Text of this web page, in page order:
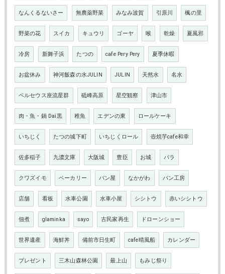
なんくるないさー 無農薬野菜 みなみ波賀 引原川 楓の里
野菜の花 スイカ キュウリ ゴーヤ 喉 乾燥 夏風邪
冷房 新舞子浜 たつの cafe Pery Pery 夏季休暇
お盆休み 神河飯森の水JULIN JULIN 天然水 名水
ペルセウス座流星群 砥峰高原 星空観察 津山市
肉・魚・鍋 Dai黒 稚魚 エデンの東 ロールケーキ
いちじく たつの城下町 いちじくロール 壺焼芋cafe和幸
佐多稲子 九濃文庫 大阪城 豊臣 お城 バラ
クワズイモ ベーカリー パン屋 なかがわ パン工房
店舗 看板 水車公園 水車小屋 シシトウ 赤いシシトウ
佃煮 glaminka sayo 古民家再生 ドローンショー
世界遺産 海鮮丼 備前市日生町 cafe晴風船 カレンダー
プレゼント 三木山森林公園 最上山 もみじ祭り